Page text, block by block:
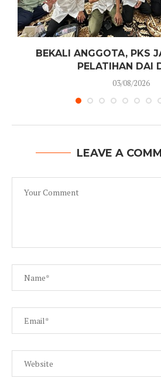
BEKALI ANGGOTA, PKS
PELATIHAN DAI
03/08/2026
LEAVE A